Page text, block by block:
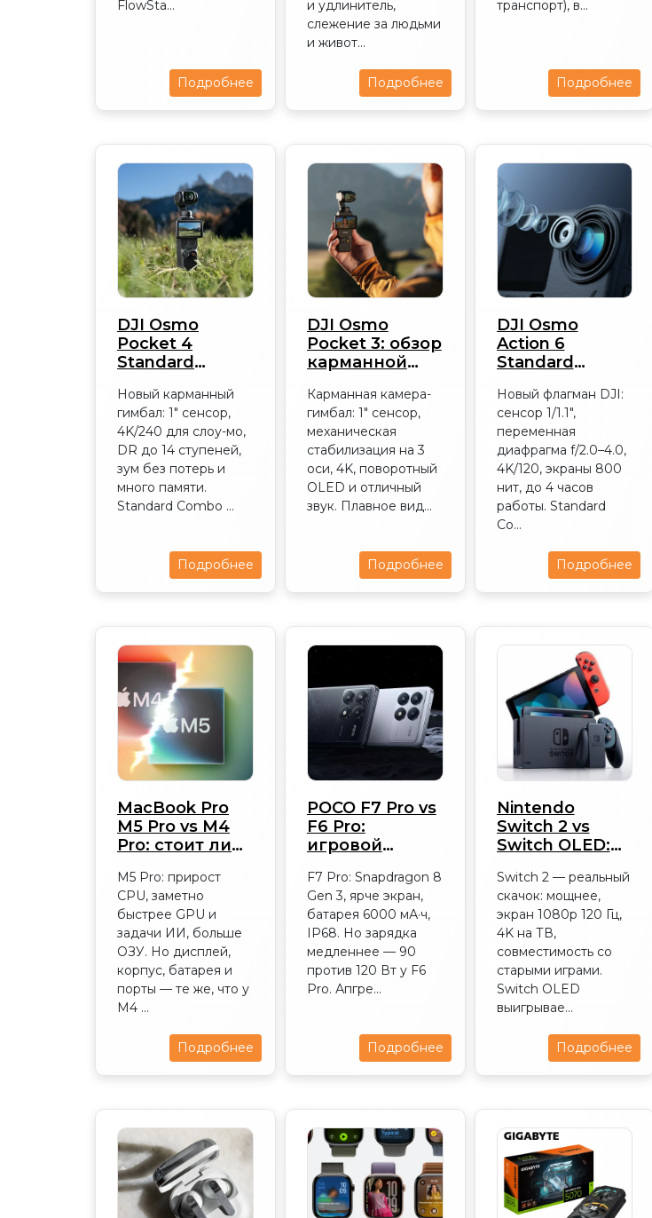
FlowSta...
Подробнее
и удлинитель,
слежение за людьми
и живот...
Подробнее
транспорт), в...
Подробнее
DJI Osmo
Pocket 4
Standard
2026
Новый карманный
гимбал: 1″ сенсор,
4K/240 для слоу-мо,
DR до 14 ступеней,
зум без потерь и
много памяти.
Standard Combo ...
Подробнее
DJI Osmo
Pocket 3: обзор
карманной
Карманная камера-
гимбал: 1″ сенсор,
механическая
стабилизация на 3
оси, 4K, поворотный
OLED и отличный
звук. Плавное вид...
Подробнее
DJI Osmo
Action 6
Standard
2026
Новый флагман DJI:
сенсор 1/1.1″,
переменная
диафрагма f/2.0–4.0,
4K/120, экраны 800
нит, до 4 часов
работы. Standard
Co...
Подробнее
MacBook Pro
M5 Pro vs M4
Pro: стоит ли
M5 Pro: прирост
CPU, заметно
быстрее GPU и
задачи ИИ, больше
ОЗУ. Но дисплей,
корпус, батарея и
порты — те же, что у
M4 ...
Подробнее
POCO F7 Pro vs
F6 Pro:
игровой
F7 Pro: Snapdragon 8
Gen 3, ярче экран,
батарея 6000 мА·ч,
IP68. Но зарядка
медленнее — 90
против 120 Вт у F6
Pro. Апгре...
Подробнее
Nintendo
Switch 2 vs
Switch OLED:
ли
Switch 2 — реальный
скачок: мощнее,
экран 1080p 120 Гц,
4K на ТВ,
совместимость со
старыми играми.
Switch OLED
выигрывае...
Подробнее